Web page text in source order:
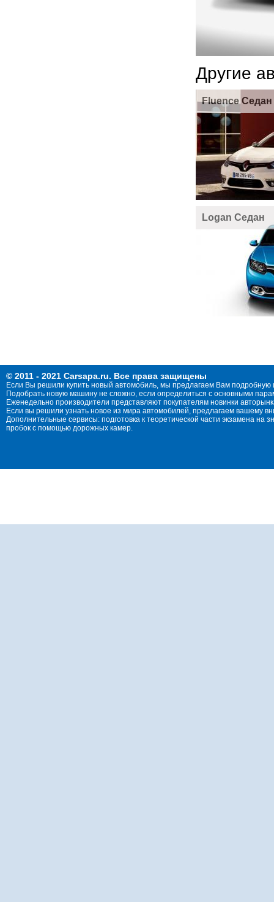
Другие
Fluence Седан
Logan Седан
© 2011 - 2021 Carsapa.ru. Все права защищены
Если Вы решили купить новый автомобиль, мы предлагаем Вам
Подобрать новую машину не сложно, если определиться с основными
Еженедельно производители представляют покупателям новинки
Если вы решили узнать новое из мира автомобилей, предлагаем вашему
Дополнительные сервисы: подготовка к теоретической части экзамена
пробок с помощью дорожных камер.